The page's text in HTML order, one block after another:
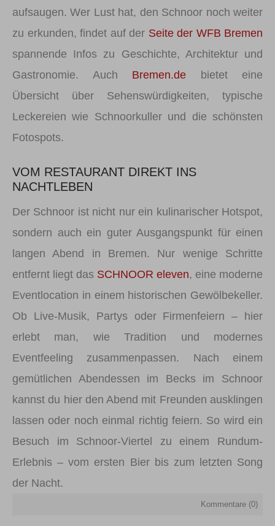
aufsaugen. Wer Lust hat, den Schnoor noch weiter
zu erkunden, findet auf der Seite der WFB Bremen
spannende Infos zu Geschichte, Architektur und
Gastronomie. Auch Bremen.de bietet eine
Übersicht über Sehenswürdigkeiten, typische
Leckereien wie Schnoorkuller und die schönsten
Fotospots.
VOM RESTAURANT DIREKT INS
NACHTLEBEN
Der Schnoor ist nicht nur ein kulinarischer Hotspot,
sondern auch ein guter Ausgangspunkt für einen
langen Abend in Bremen. Nur wenige Schritte
entfernt liegt das SCHNOOR eleven, eine moderne
Eventlocation in einem historischen Gewölbekeller.
Ob Live-Musik, Partys oder Firmenfeiern – hier
erlebt man, wie Tradition und modernes
Eventfeeling zusammenpassen. Nach einem
gemütlichen Abendessen im Becks im Schnoor
kannst du hier den Abend mit Freunden ausklingen
lassen oder noch einmal richtig feiern. So wird ein
Besuch im Schnoor-Viertel zu einem Rundum-
Erlebnis – vom ersten Bier bis zum letzten Song
der Nacht.
Kommentare (0)